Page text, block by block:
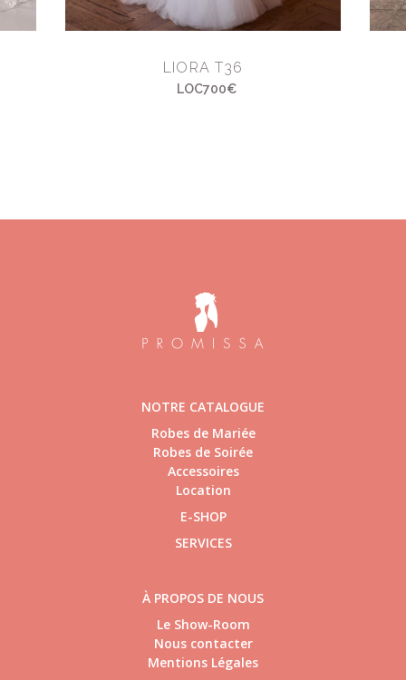
LIORA T36
LOC700€
NOTRE CATALOGUE
Robes de Mariée
Robes de Soirée
Accessoires
Location
E-SHOP
SERVICES
À PROPOS DE NOUS
Le Show-Room
Nous contacter
Mentions Légales